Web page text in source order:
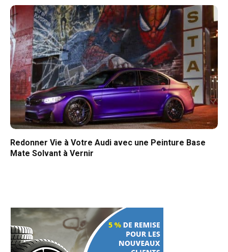
Redonner Vie à Votre Audi avec une Peinture Base
Mate Solvant à Vernir